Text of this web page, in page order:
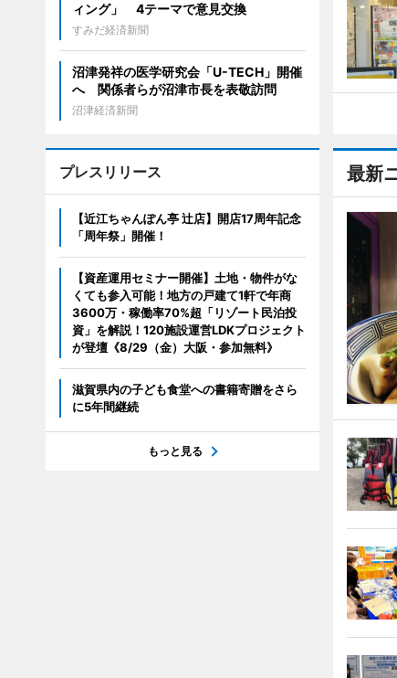
最新
ィング」 4テーマで意見交換
すみだ経済新聞
沼津発祥の医学研究会「U-TECH」開催
へ 関係者らが沼津市長を表敬訪問
沼津経済新聞
プレスリリース
【近江ちゃんぽん亭 辻店】開店17周年記念
「周年祭」開催！
【資産運用セミナー開催】土地・物件がな
くても参入可能！地方の戸建て1軒で年商
3600万・稼働率70%超「リゾート民泊投
資」を解説！120施設運営LDKプロジェクト
が登壇《8/29（金）大阪・参加無料》
滋賀県内の子ども食堂への書籍寄贈をさら
に5年間継続
もっと見る